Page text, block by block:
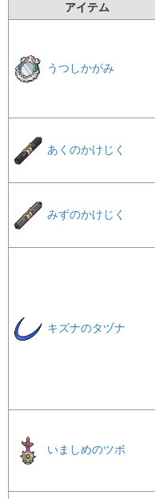
アイテム
うつしかがみ
あくのかけじく
みずのかけじく
キズナのタヅナ
いましめのツボ